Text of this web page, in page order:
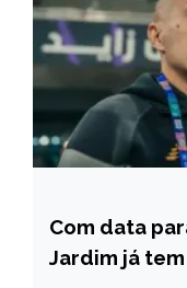
ESPORTES
NOTÍCIAS
Com data
Jardim já